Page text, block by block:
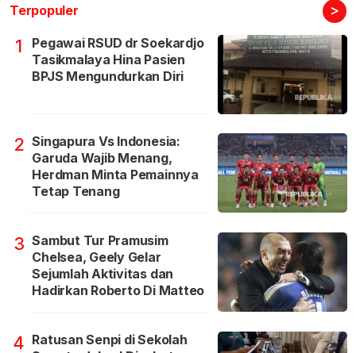
Terpopuler >
1
Pegawai RSUD dr Soekardjo
Tasikmalaya Hina Pasien
BPJS Mengundurkan Diri
2 Singapura Vs Indonesia:
Garuda Wajib Menang,
Herdman Minta Pemainnya
Tetap Tenang
3 Sambut Tur Pramusim
Chelsea, Geely Gelar
Sejumlah Aktivitas dan
Hadirkan Roberto Di Matteo
4 Ratusan Senpi di Sekolah